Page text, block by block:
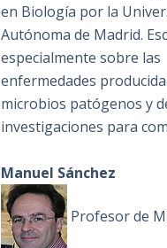
en Biología por la
Autónoma de Madrid.
especialmente sobre las
enfermedades
microbios patógenos y
investigaciones para
Manuel Sánchez
Profesor de